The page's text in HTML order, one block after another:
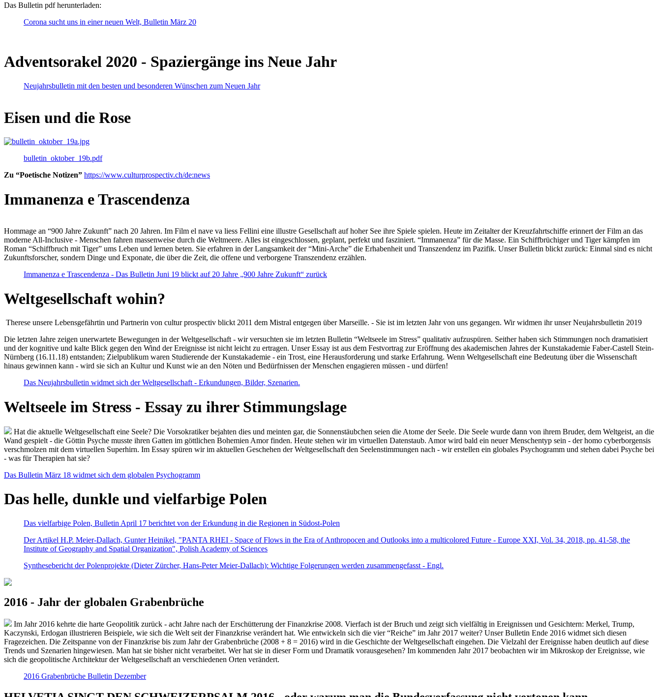
Das Bulletin pdf herunterladen:
Corona sucht uns in einer neuen Welt, Bulletin März 20
Adventsorakel 2020 - Spaziergänge ins Neue Jahr
Neujahrsbulletin mit den besten und besonderen Wünschen zum Neuen Jahr
Eisen und die Rose
bulletin_oktober_19b.pdf
Zu “Poetische Notizen” https://www.culturprospectiv.ch/de:news
Immanenza e Trascendenza
Hommage an “900 Jahre Zukunft” nach 20 Jahren. Im Film el nave va liess Fellini eine illustre Gesellschaft auf hoher See ihre Spiele spielen. Heute im Zeitalter der Kreuzfahrtschiffe erinnert der Film an das
moderne All-Inclusive - Menschen fahren massenweise durch die Weltmeere. Alles ist eingeschlossen, geplant, perfekt und fasziniert. “Immanenza” für die Masse. Ein Schiffbrüchiger und Tiger kämpfen im
Roman “Schiffbruch mit Tiger” ums Leben und lernen beten. Sie erfahren in der Langsamkeit der “Mini-Arche” die Erhabenheit und Transzendenz im Pazifik. Unser Bulletin blickt zurück: Einmal sind es nicht
Zukunftsforscher, sondern Dinge und Exponate, die über die Zeit, die offene und verborgene Transzendenz erzählen.
Immanenza e Trascendenza - Das Bulletin Juni 19 blickt auf 20 Jahre „900 Jahre Zukunft“ zurück
Weltgesellschaft wohin?
Therese unsere Lebensgefährtin und Partnerin von cultur prospectiv blickt 2011 dem Mistral entgegen über Marseille. - Sie ist im letzten Jahr von uns gegangen. Wir widmen ihr unser Neujahrsbulletin 2019
Die letzten Jahre zeigen unerwartete Bewegungen in der Weltgesellschaft - wir versuchten sie im letzten Bulletin “Weltseele im Stress” qualitativ aufzuspüren. Seither haben sich Stimmungen noch dramatisiert
und der kognitive und kalte Blick gegen den Wind der Ereignisse ist nicht leicht zu ertragen. Unser Essay ist aus dem Festvortrag zur Eröffnung des akademischen Jahres der Kunstakademie Faber-Castell Stein-
Nürnberg (16.11.18) entstanden; Zielpublikum waren Studierende der Kunstakademie - ein Trost, eine Herausforderung und starke Erfahrung. Wenn Weltgesellschaft eine Bedeutung über die Wissenschaft
hinaus gewinnen kann - wird sie sich an Kultur und Kunst wie an den Nöten und Bedürfnissen der Menschen engagieren müssen - und dürfen!
Das Neujahrsbulletin widmet sich der Weltgesellschaft - Erkundungen, Bilder, Szenarien.
Weltseele im Stress - Essay zu ihrer Stimmungslage
Hat die aktuelle Weltgesellschaft eine Seele? Die Vorsokratiker bejahten dies und meinten gar, die Sonnenstäubchen seien die Atome der Seele. Die Seele wurde dann von ihrem Bruder, dem Weltgeist, an die
Wand gespielt - die Göttin Psyche musste ihren Gatten im göttlichen Bohemien Amor finden. Heute stehen wir im virtuellen Datenstaub. Amor wird bald ein neuer Menschentyp sein - der homo cyberborgensis
verschmolzen mit dem virtuellen Superhirn. Im Essay spüren wir im aktuellen Geschehen der Weltgesellschaft den Seelenstimmungen nach - wir erstellen ein globales Psychogramm und stehen dabei Psyche bei
- was für Therapien hat sie?
Das Bulletin März 18 widmet sich dem globalen Psychogramm
Das helle, dunkle und vielfarbige Polen
Das vielfarbige Polen, Bulletin April 17 berichtet von der Erkundung in die Regionen in Südost-Polen
Der Artikel H.P. Meier-Dallach, Gunter Heinikel, "PANTA RHEI - Space of Flows in the Era of Anthropocen and Outlooks into a multicolored Future - Europe XXI, Vol. 34, 2018, pp. 41-58, the
Institute of Geography and Spatial Organization", Polish Academy of Sciences
Synthesebericht der Polenprojekte (Dieter Zürcher, Hans-Peter Meier-Dallach): Wichtige Folgerungen werden zusammengefasst - Engl.
2016 - Jahr der globalen Grabenbrüche
Im Jahr 2016 kehrte die harte Geopolitik zurück - acht Jahre nach der Erschütterung der Finanzkrise 2008. Vierfach ist der Bruch und zeigt sich vielfältig in Ereignissen und Gesichtern: Merkel, Trump,
Kaczynski, Erdogan illustrieren Beispiele, wie sich die Welt seit der Finanzkrise verändert hat. Wie entwickeln sich die vier “Reiche” im Jahr 2017 weiter? Unser Bulletin Ende 2016 widmet sich diesen
Fragezeichen. Die Zeitspanne von der Finanzkrise bis zum Jahr der Grabenbrüche (2008 + 8 = 2016) wird in die Geschichte der Weltgesellschaft eingehen. Die Vielzahl der Ereignisse haben deutlich auf diese
Trends und Szenarien hingewiesen. Man hat sie bisher nicht verarbeitet. Wer hat sie in dieser Form und Dramatik vorausgesehen? Im kommenden Jahr 2017 beobachten wir im Mikroskop der Ereignisse, wie
sich die geopolitische Architektur der Weltgesellschaft an verschiedenen Orten verändert.
2016 Grabenbrüche Bulletin Dezember